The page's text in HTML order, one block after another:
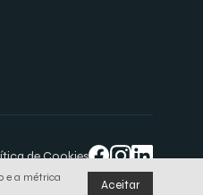
de Cookies
e a métrica
Aceitar